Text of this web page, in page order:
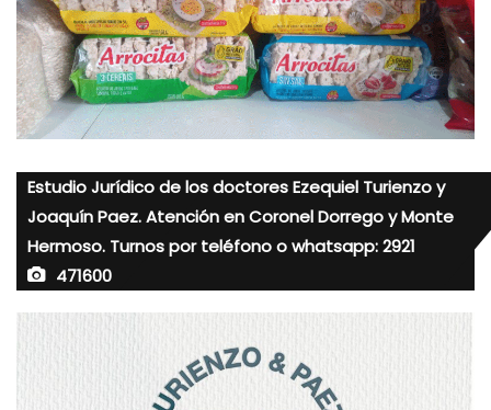
Estudio Jurídico de los doctores Ezequiel Turienzo y
Joaquín Paez. Atención en Coronel Dorrego y Monte
Hermoso. Turnos por teléfono o whatsapp: 2921
471600